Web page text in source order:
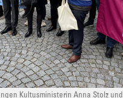
Kultusministerin Anna Stolz und